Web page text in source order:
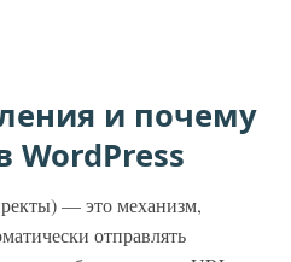
и почему
— это механизм,
отправлять